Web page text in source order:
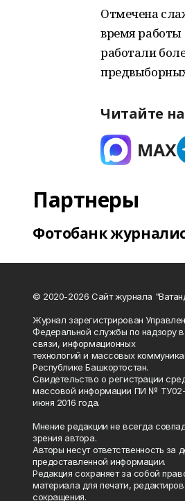
Отмечена
время работы
работали
Читайте
Партнеры
Фотобанк
© 2020-2026 Сайт журнала
Журнал зарегистрирован
Федеральной службы по надзору
связи, информационных
технологий и массовых
Республике Башкортостан.
Свидетельство о регистрации
массовой информации ПИ № ТУ02-
июня 2016 года.
Мнение редакции не всегда
зрения автора.
Авторы несут ответственность за
предоставленной информации.
Редакция сохраняет за собой
материала для печати,
сокращения.